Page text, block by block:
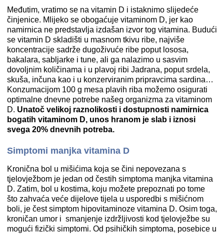
Međutim, vratimo se na vitamin D i istaknimo slijedeće
činjenice. Mlijeko se obogaćuje vitaminom D, jer kao
namirnica ne predstavlja izdašan izvor tog vitamina. Budući
se vitamin D skladišti u masnom tkivu ribe, najviše
koncentracije sadrže dugoživuće ribe poput lososa,
bakalara, sabljarke i tune, ali ga nalazimo u sasvim
dovoljnim količinama i u plavoj ribi Jadrana, poput srdela,
skuša, inčuna kao i u konzerviranim pripravcima sardina…
Konzumacijom 100 g mesa plavih riba možemo osigurati
optimalne dnevne potrebe našeg organizma za vitaminom
D. Unatoč velikoj raznolikosti i dostupnosti namirnica
bogatih vitaminom D, unos hranom je slab i iznosi
svega 20% dnevnih potreba.
Simptomi manjka vitamina D
Kronična bol u mišićima koja se čini nepovezana s
tjelovježbom je jedan od čestih simptoma manjka vitamina
D. Zatim, bol u kostima, koju možete prepoznati po tome
što zahvaća veće dijelove tijela u usporedbi s mišićnom
boli, je čest simptom hipovitaminoze vitamina D. Osim toga,
kroničan umor i smanjenje izdržljivosti kod tjelovježbe su
mogući fizički simptomi. Od psihičkih simptoma, posebice u